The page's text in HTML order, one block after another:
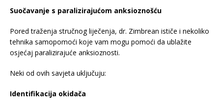
Suočavanje s paralizirajućom anksioznošću
Pored traženja stručnog liječenja, dr. Zimbrean ističe i nekoliko
tehnika samopomoći koje vam mogu pomoći da ublažite
osjećaj paralizirajuće anksioznosti.
Neki od ovih savjeta uključuju:
Identifikacija okidača